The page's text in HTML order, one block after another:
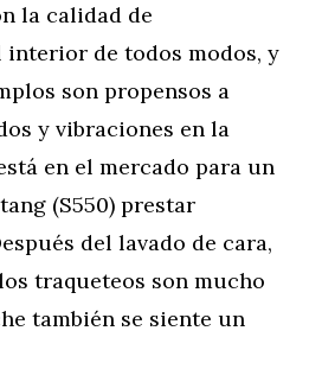
la calidad de
de todos modos, y
son propensos a
y vibraciones en la
en el mercado para un
(S550) prestar
del lavado de cara,
traqueteos son mucho
también se siente un